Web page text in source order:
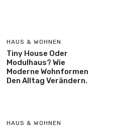
HAUS & WOHNEN
Tiny House Oder
Modulhaus? Wie
Moderne Wohnformen
Den Alltag Verändern.
HAUS & WOHNEN